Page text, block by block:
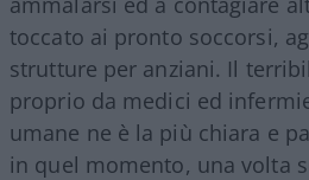
toccato ai pronto soccorsi,
strutture per anziani. Il
proprio da medici ed
umane ne è la più chiara e
in quel momento, una volta